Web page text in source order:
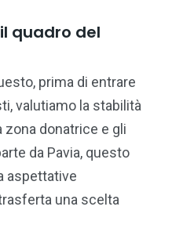
quadro del
prima di entrare
valutiamo la stabilità
zona donatrice e gli
da Pavia, questo
aspettative
una scelta